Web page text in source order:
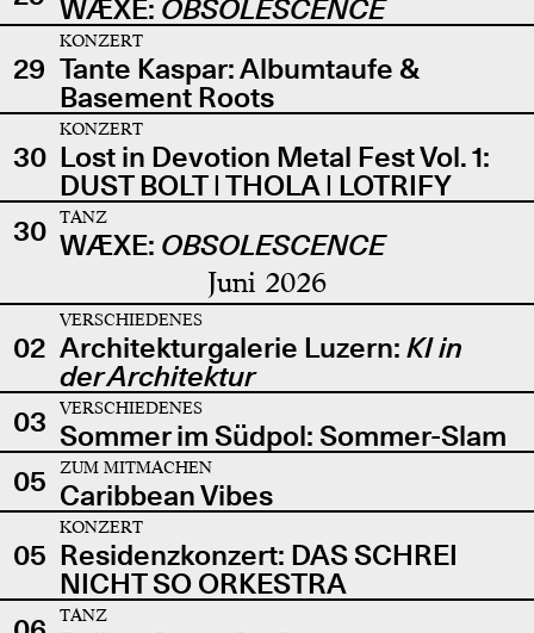
WÆXE: OBSOLESCENCE
29
KONZERT
Tante Kaspar: Albumtaufe &
Basement Roots
30
KONZERT
Lost in Devotion Metal Fest Vol. 1:
DUST BOLT | THOLA | LOTRIFY
30
TANZ
WÆXE: OBSOLESCENCE
Juni 2026
02
VERSCHIEDENES
Architekturgalerie Luzern: KI in
der Architektur
03
VERSCHIEDENES
Sommer im Südpol: Sommer-Slam
05
ZUM MITMACHEN
Caribbean Vibes
05
KONZERT
Residenzkonzert: DAS SCHREI
NICHT SO ORKESTRA
TANZ